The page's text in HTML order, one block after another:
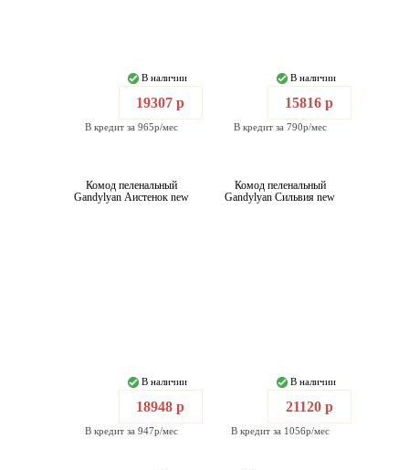
В наличии
19307 р
В кредит за 965р/мес
В наличии
15816 р
В кредит за 790р/мес
Комод пеленальный
Gandylyan Аистенок new
В наличии
18948 р
В кредит за 947р/мес
Комод пеленальный
Gandylyan Сильвия new
В наличии
21120 р
В кредит за 1056р/мес